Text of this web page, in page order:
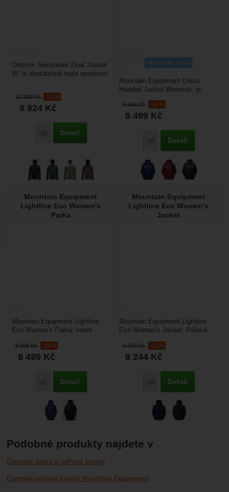
10 199Kč -13 %
8 924 Kč
Porovnat
Detail
Ortovox Swisswool Zinal Jacket
W: je dostatečně teplá sportovní
použít pro...
ultralehké zboží
9 999Kč -15 %
8 499 Kč
Porovnat
Detail
Mountain Equipment Oreus
Hooded Jacket Womens: je
kapucí určená primárně pro...
Mountain Equipment
Lightline Eco Women's
Parka
9 999Kč -15 %
8 499 Kč
Porovnat
Detail
Mountain Equipment Lightline
Eco Women's Parka: velmi
prodloužené verzi...
Mountain Equipment
Lightline Eco Women's
Jacket
9 699Kč -15 %
8 244 Kč
Porovnat
Detail
Mountain Equipment Lightline
Eco Women's Jacket: Péřová
všechny lezkyně, a...
Podobné produkty najdete v
Dámské zimní a péřové bundy
Dámské péřové bundy Mountain Equipment